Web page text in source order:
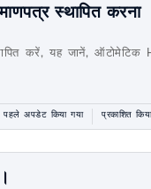
स्थापित करना
करें, यह जानें,
अपडेट किया गया प्रकाशित